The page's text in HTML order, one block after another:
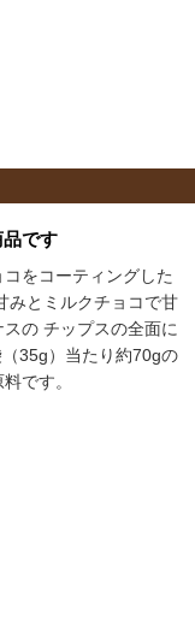
です
をコーティングした
みとミルクチョコで甘
の チップスの全面に
35g）当たり約70gの
です。